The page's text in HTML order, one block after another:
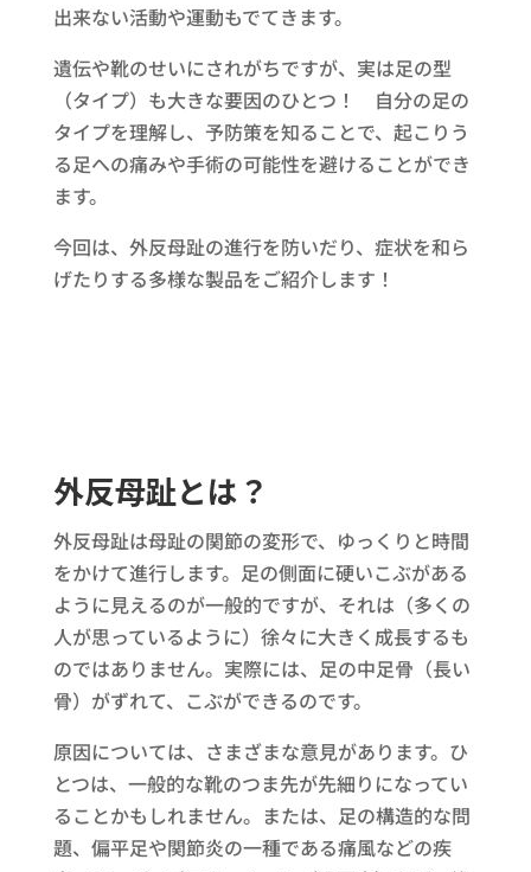
出来ない活動や運動もでてきます。
遺伝や靴のせいにされがちですが、実は足の型
（タイプ）も大きな要因のひとつ！ 自分の足の
タイプを理解し、予防策を知ることで、起こりう
る足への痛みや手術の可能性を避けることができ
ます。
今回は、外反母趾の進行を防いだり、症状を和ら
げたりする多様な製品をご紹介します！
外反母趾とは？
外反母趾は母趾の関節の変形で、ゆっくりと時間
をかけて進行します。足の側面に硬いこぶがある
ように見えるのが一般的ですが、それは（多くの
人が思っているように）徐々に大きく成長するも
のではありません。実際には、足の中足骨（長い
骨）がずれて、こぶができるのです。
原因については、さまざまな意見があります。ひ
とつは、一般的な靴のつま先が先細りになってい
ることかもしれません。または、足の構造的な問
題、偏平足や関節炎の一種である痛風などの疾